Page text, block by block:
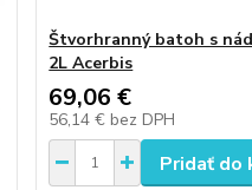
Štvorhranný batoh s
2L Acerbis
69,06 €
56,14 € bez DPH
Pridať do